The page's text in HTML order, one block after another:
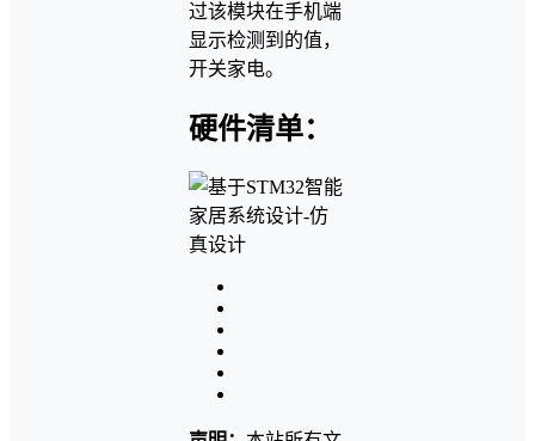
过该模块在手机端
显示检测到的值，
开关家电。
硬件清单：